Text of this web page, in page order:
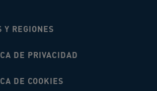
Y REGIONES
DE PRIVACIDAD
DE COOKIES